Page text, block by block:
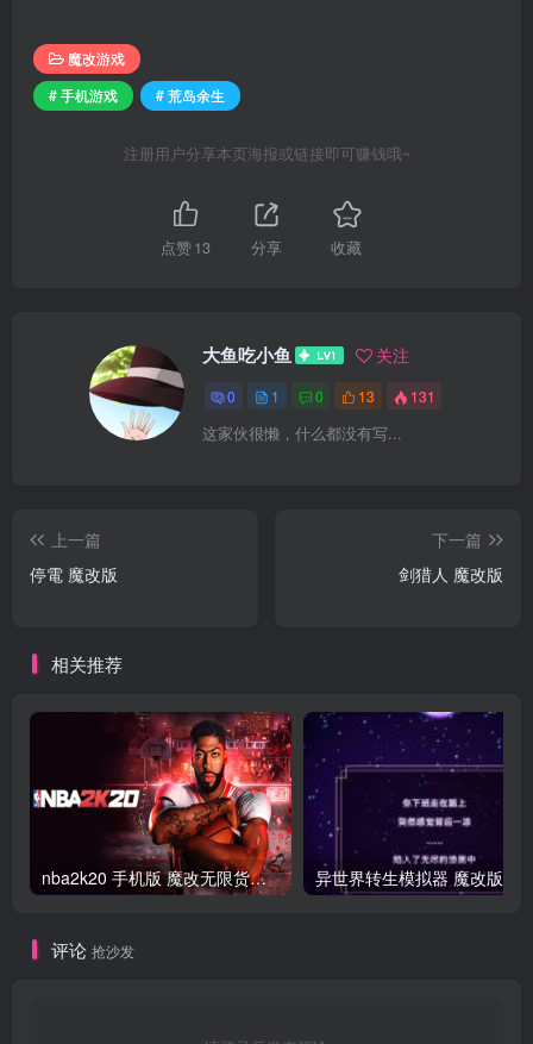
魔改游戏
# 手机游戏
# 荒岛余生
注册用户分享本页海报或链接即可赚钱哦~
点赞13 分享 收藏
大鱼吃小鱼 关注
0 1 0 13 131
这家伙很懒，什么都没有写...
上一篇
停電 魔改版
下一篇
剑猎人 魔改版
相关推荐
nba2k20 手机版 魔改无限货币版 异世界转生模拟器 魔改版
评论 抢沙发